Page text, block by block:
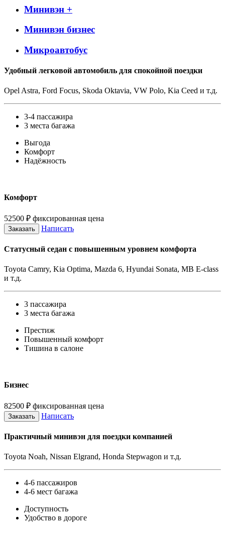
Минивэн +
Минивэн бизнес
Микроавтобус
Удобный легковой автомобиль для спокойной поездки
Opel Astra, Ford Focus, Skoda Oktavia, VW Polo, Kia Ceed и т.д.
3-4 пассажира
3 места багажа
Выгода
Комфорт
Надёжность
Комфорт
52500 ₽ фиксированная цена
Заказать Написать
Статусный седан с повышенным уровнем комфорта
Toyota Camry, Kia Optima, Mazda 6, Hyundai Sonata, MB E-class
и т.д.
3 пассажира
3 места багажа
Престиж
Повышенный комфорт
Тишина в салоне
Бизнес
82500 ₽ фиксированная цена
Заказать Написать
Практичный минивэн для поездки компанией
Toyota Noah, Nissan Elgrand, Honda Stepwagon и т.д.
4-6 пассажиров
4-6 мест багажа
Доступность
Удобство в дороге